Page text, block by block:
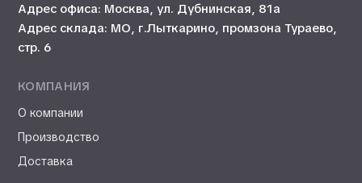
Адрес офиса: Москва, ул. Дубнинская, 81а
Адрес склада: МО, г.Лыткарино, промзона Тураево,
стр. 6
КОМПАНИЯ
О компании
Производство
Доставка